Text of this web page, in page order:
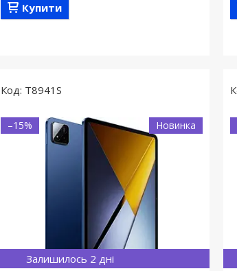
Купити
T8941S
Залишилось 2 дні
Новинка
–15%